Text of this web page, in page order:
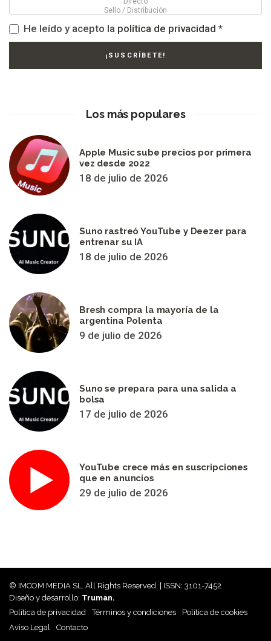
He leído y acepto la política de privacidad *
Los más populares
Apple Music sube precios por primera
vez desde 2022
18 de julio de 2026
Suno rastreó YouTube y Deezer para
entrenar su IA
18 de julio de 2026
Bresh compra la mayoría de la
argentina Polenta
9 de julio de 2026
Suno se prepara para una salida a
bolsa
17 de julio de 2026
YouTube crece más en suscripciones
que en anuncios
29 de julio de 2026
© IMCOM MEDIA SL. All Rights Reserved. | ISSN: 3101-7452
Diseño y desarrollo: Truman.
Política de privacidad
Términos y condiciones
Política de cookies
Aviso Legal
Contacto